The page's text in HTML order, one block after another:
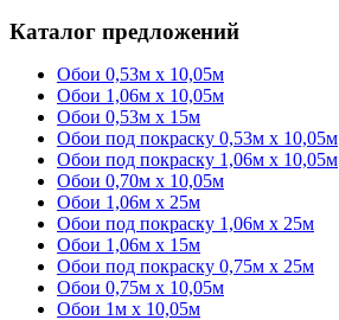
Каталог предложений
Обои 0,53м x 10,05м
Обои 1,06м х 10,05м
Обои 0,53м x 15м
Обои под покраску 0,53м x 10,05м
Обои под покраску 1,06м х 10,05м
Обои 0,70м x 10,05м
Обои 1,06м x 25м
Обои под покраску 1,06м x 25м
Обои 1,06м x 15м
Обои под покраску 0,75м x 25м
Обои 0,75м x 10,05м
Обои 1м х 10,05м